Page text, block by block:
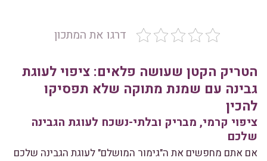
דרגו את המתכון
הטריק הקטן שעושה פלאים: ציפוי לעוגת
גבינה עם שמנת מתוקה שלא תפסיקו
להכין
ציפוי קרמי, מבריק ובלתי-נשכח לעוגת הגבינה
שלכם
אם אתם מחפשים את ה"גימור המושלם" לעוגת הגבינה שלכם